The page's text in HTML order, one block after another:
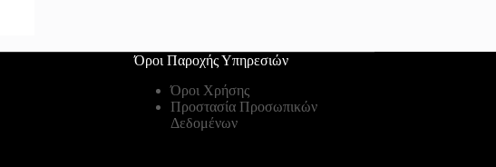
Όροι Παροχής Υπηρεσιών
Όροι Χρήσης
Προστασία Προσωπικών
Δεδομένων